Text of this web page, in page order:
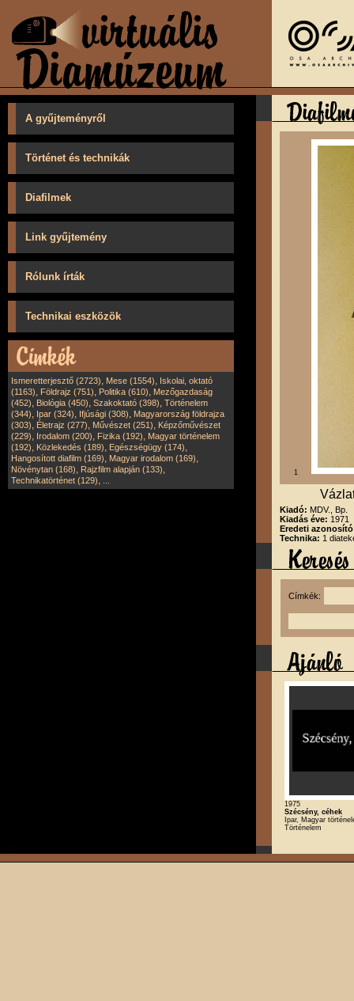
A gyűjteményről
Történet és technikák
Diafilmek
Link gyűjtemény
Rólunk írták
Technikai eszközök
Ismeretterjesztő (2723), Mese (1554), Iskolai, oktató
(1163), Földrajz (751), Politika (610), Mezőgazdaság
(452), Biológia (450), Szakoktató (398), Történelem
(344), Ipar (324), Ifjúsági (308), Magyarország földrajza
(303), Életrajz (277), Művészet (251), Képzőművészet
(229), Irodalom (200), Fizika (192), Magyar történelem
(192), Közlekedés (189), Egészségügy (174),
Hangosított diafilm (169), Magyar irodalom (169),
Növénytan (168), Rajzfilm alapján (133),
Technikatörténet (129),
1
Kiadó: MDV., Bp.
Kiadás éve: 1971
Eredeti
Technika: 1
Címkék:
1975
Szécsény, céhek
Ipar, Magyar
Történelem